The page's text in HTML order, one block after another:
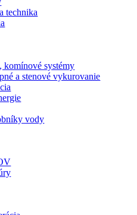
technika
komínové systémy
a stenové vykurovanie
vody